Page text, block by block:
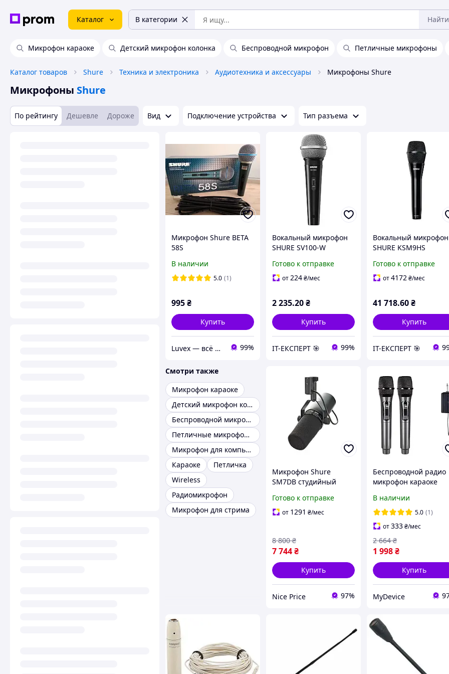
Каталог В категории Найти
Микрофон караоке Детский микрофон колонка Беспроводной микрофон Петличные микрофоны
Каталог товаров Shure Техника и электроника Аудиотехника и аксессуары Микрофоны Shure
Микрофоны Shure
По рейтингу Дешевле Дороже Вид Подключение устройства Тип разъема
Микрофон Shure BETA
58S
В наличии
5.0 (1)
995₴
Купить
Luvex — всё нужное в одном месте 99%
Вокальный микрофон
SHURE SV100-W
Готово к отправке
от224₴/мес
2 235.20₴
Купить
ІТ-ЕКСПЕРТ 🎯 99%
Вокальный микрофон
SHURE KSM9HS
Готово к отправке
от4172₴/мес
41 718.60₴
Купить
ІТ-ЕКСПЕРТ 🎯
Смотри также
Микрофон караоке
Детский микрофон колонка
Беспроводной микрофон
Петличные микрофоны
Микрофон для компьютера
Караоке
Петличка
Wireless
Радиомикрофон
Микрофон для стрима
Микрофон Shure
SM7DB студийный
кардиоидный УЦЕНКА!
Готово к отправке
от 1291 ₴/мес
7 744₴
8 800 ₴
Купить
Nice Price 97%
Беспроводной радио
микрофон караоке
комплект из 2
микрофонов
В наличии
5.0 (1)
от333₴/мес
1 998₴
2 664 ₴
Купить
MyDevice